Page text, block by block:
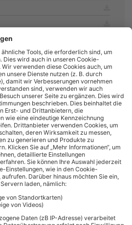
Pass Premium Sommer 202
OBERSTDORF
9